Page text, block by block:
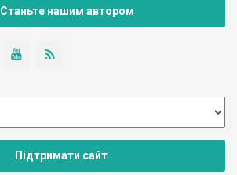
Станьте нашим автором
Підтримати сайт